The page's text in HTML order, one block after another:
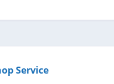
Service